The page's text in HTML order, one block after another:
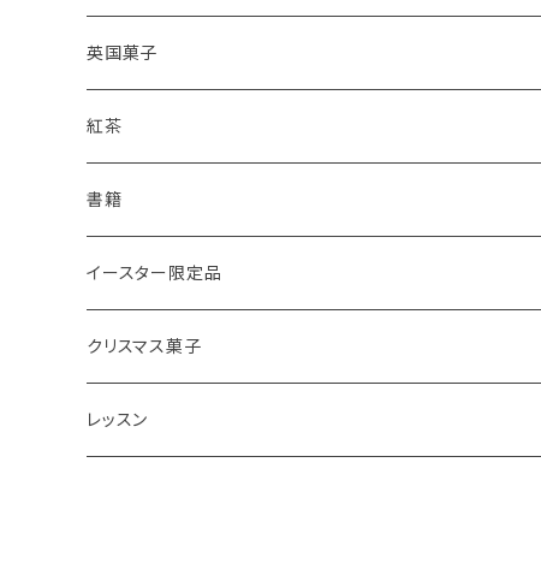
レモンドリズルケーキ
オーガニックラベンダー
ルバーブ
アールグレイ
いちご
プレーンスコーン
スコーンギフト
スコーンと紅茶のギフト
アールグレイティースコーン
チーズスコーン
オーガニックラベンダー
抹茶と小豆
栗のスコーン
英国菓子
レモンドリズルケーキ
バナナブレッド
ウエリッシュケーキ
ヴィクトリアサンドイッチケーキ
オレンジとポピーシードのケーキ
紅茶
アールグレイ
リーフ
ティーバッグ
セイロンティー
ディンブラ
ウバ
紅茶ギフト
紅茶・お菓子ギフト
薔薇の紅茶
書籍
インテリア
紅茶缶
本
イースター限定品
ビスケット・クッキー
アイシングクッキー
クリスマス菓子
ミンスパイ
レッスン